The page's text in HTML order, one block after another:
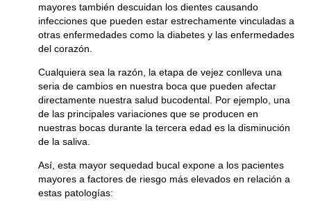
mayores también descuidan los dientes causando
infecciones que pueden estar estrechamente vinculadas a
otras enfermedades como la diabetes y las enfermedades
del corazón.
Cualquiera sea la razón, la etapa de vejez conlleva una
seria de cambios en nuestra boca que pueden afectar
directamente nuestra salud bucodental. Por ejemplo, una
de las principales variaciones que se producen en
nuestras bocas durante la tercera edad es la disminución
de la saliva.
Así, esta mayor sequedad bucal expone a los pacientes
mayores a factores de riesgo más elevados en relación a
estas patologías: